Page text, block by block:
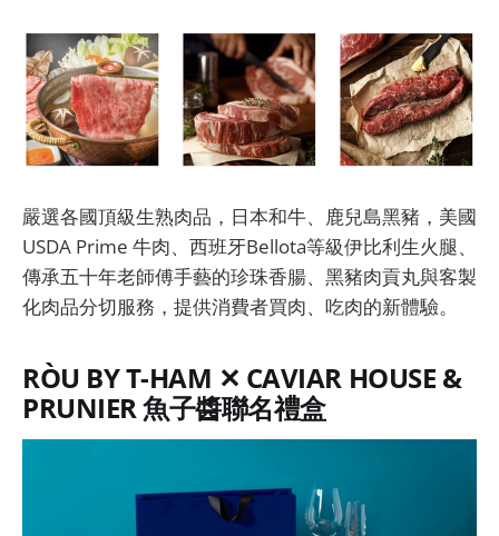
嚴選各國頂級生熟肉品，日本和牛、鹿兒島黑豬，美國
USDA Prime 牛肉、西班牙Bellota等級伊比利生火腿、
傳承五十年老師傅手藝的珍珠香腸、黑豬肉貢丸與客製
化肉品分切服務，提供消費者買肉、吃肉的新體驗。
RÒU BY T-HAM ✕ CAVIAR HOUSE &
PRUNIER 魚子醬聯名禮盒